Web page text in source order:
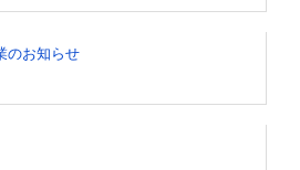
のお知らせ